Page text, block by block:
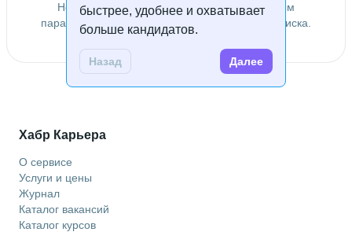
быстрее, удобнее и охватывает
больше кандидатов.
Назад Далее
Не удалось найти специалистов по заданным
параметрам. Попробуйте изменить условия поиска.
Хабр Карьера
О сервисе
Услуги и цены
Журнал
Каталог вакансий
Каталог курсов